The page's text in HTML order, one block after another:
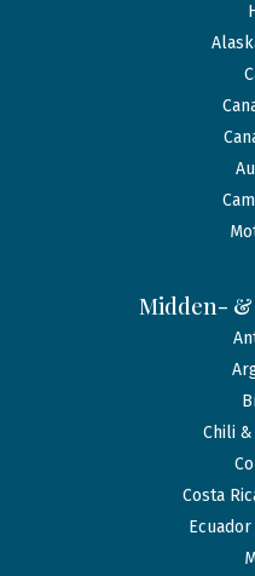
Midden-
Chili &
Costa